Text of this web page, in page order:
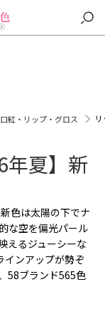
口紅・リップ・グロス
年夏】新
色は太陽の下でナ
な空を偏光パール
えるジューシーな
ンアップが勢ぞ
58ブランド565色